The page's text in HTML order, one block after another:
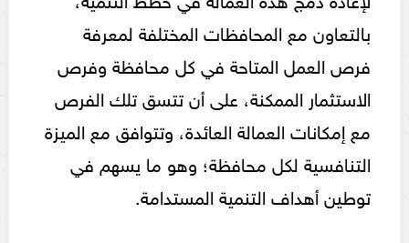
بالتعاون مع المحافظات المختلفة لمعرفة
فرص العمل المتاحة في كل محافظة وفرص
الاستثمار الممكنة، على أن تتسق تلك الفرص
مع إمكانات العمالة العائدة، وتتوافق مع الميزة
التنافسية لكل محافظة؛ وهو ما يسهم في
توطين أهداف التنمية المستدامة.